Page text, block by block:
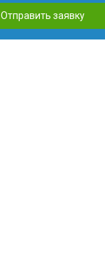
Отправить заявку